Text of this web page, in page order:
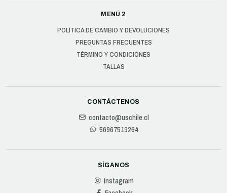
MENÚ 2
POLÍTICA DE CAMBIO Y DEVOLUCIONES
PREGUNTAS FRECUENTES
TÉRMINO Y CONDICIONES
TALLAS
CONTÁCTENOS
contacto@uschile.cl
56967513264
SÍGANOS
Instagram